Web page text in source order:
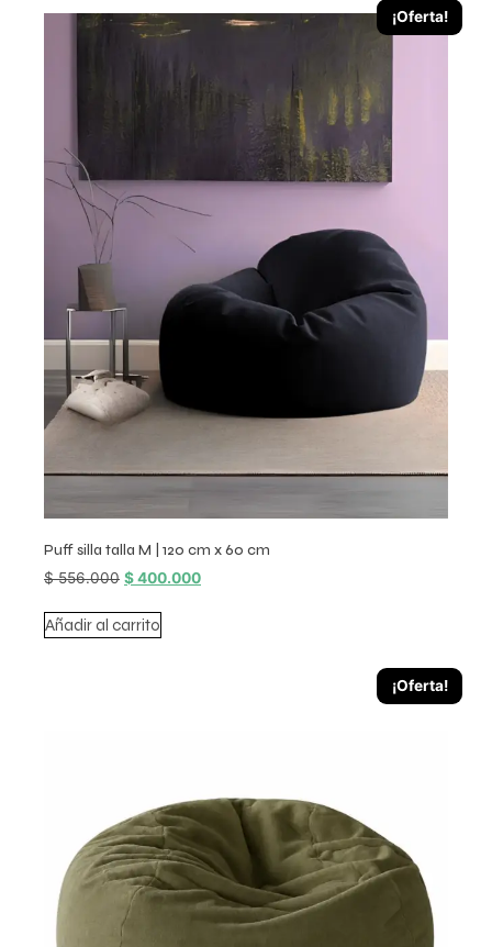
¡Oferta!
Puff silla talla M | 120 cm x 60 cm
$556.000 $400.000
Añadir al carrito
¡Oferta!